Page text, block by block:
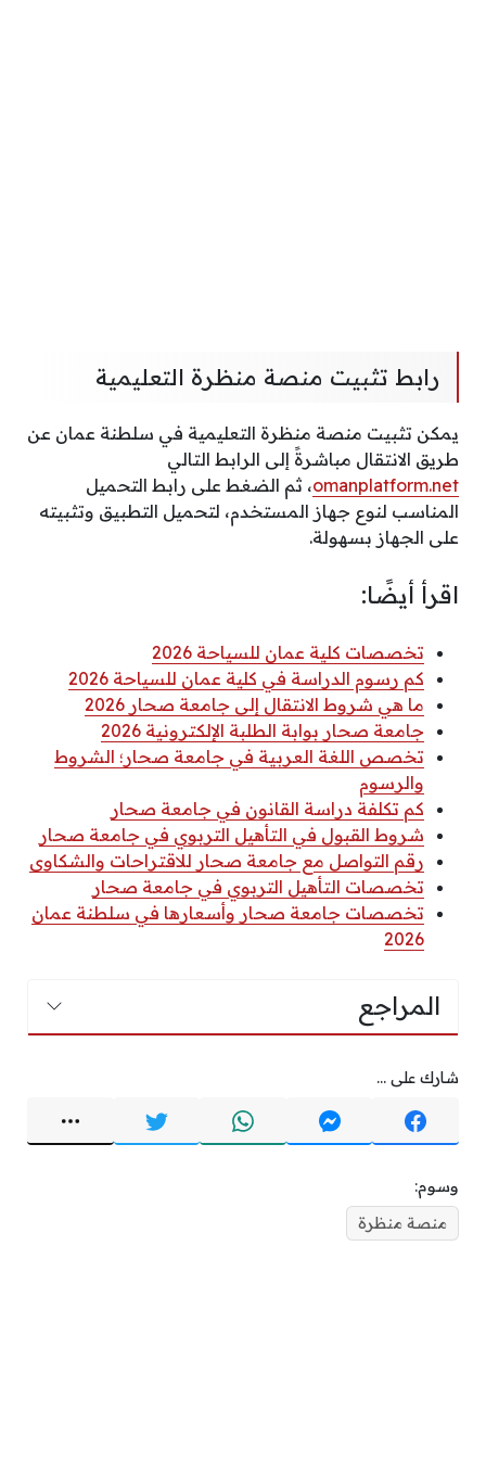
رابط تثبيت منصة منظرة التعليمية
يمكن تثبيت منصة منظرة التعليمية في سلطنة عمان عن
طريق الانتقال مباشرةً إلى الرابط التالي
omanplatform.net، ثم الضغط على رابط التحميل
المناسب لنوع جهاز المستخدم، لتحميل التطبيق وتثبيته
على الجهاز بسهولة.
اقرأ أيضًا:
تخصصات كلية عمان للسياحة 2026
كم رسوم الدراسة في كلية عمان للسياحة 2026
ما هي شروط الانتقال إلى جامعة صحار 2026
جامعة صحار بوابة الطلبة الإلكترونية 2026
تخصص اللغة العربية في جامعة صحار؛ الشروط
والرسوم
كم تكلفة دراسة القانون في جامعة صحار
شروط القبول في التأهيل التربوي في جامعة صحار
رقم التواصل مع جامعة صحار للاقتراحات والشكاوى
تخصصات التأهيل التربوي في جامعة صحار
تخصصات جامعة صحار وأسعارها في سلطنة عمان
2026
المراجع
شارك على ...
وسوم:
منصة منظرة